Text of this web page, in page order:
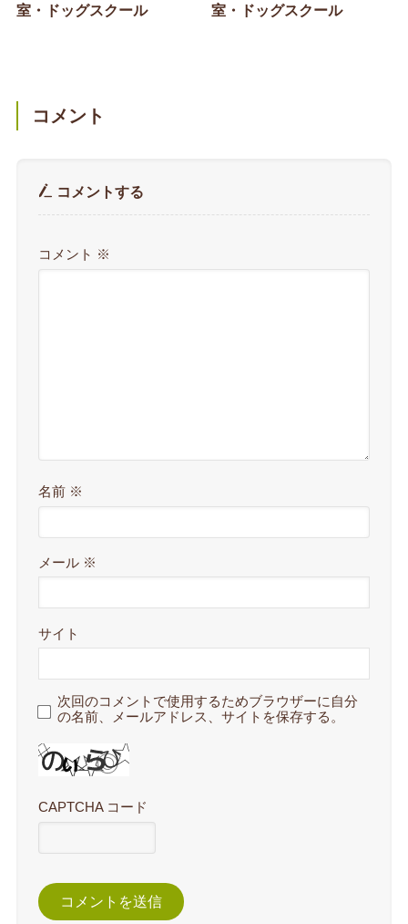
室・ドッグスクール
室・ドッグスクール
コメント
コメントする
コメント ※
名前 ※
メール ※
サイト
次回のコメントで使用するためブラウザーに自分
の名前、メールアドレス、サイトを保存する。
CAPTCHA コード